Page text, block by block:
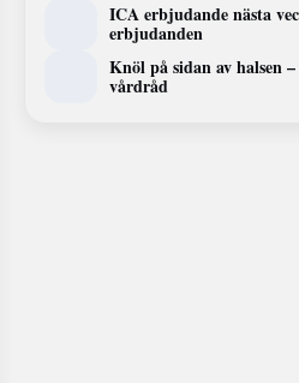
ICA erbjudande nästa
erbjudanden
Knöl på sidan av halsen
vårdråd